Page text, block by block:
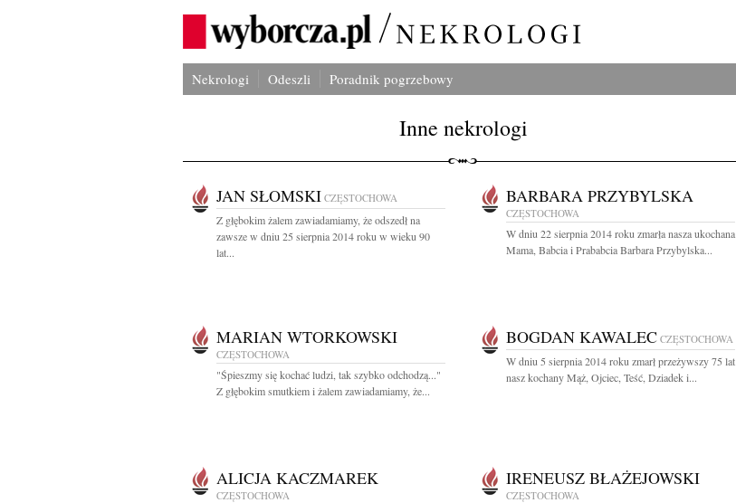
Nekrologi Odeszli Poradnik pogrzebowy
Inne nekrologi
JAN SŁOMSKI CZĘSTOCHOWA
Z głębokim żalem zawiadamiamy, że odszedł na
zawsze w dniu 25 sierpnia 2014 roku w wieku 90
lat...
BARBARA PRZYBYLSKA
CZĘSTOCHOWA
W dniu 22 sierpnia 2014 roku zmarła nasza ukochana
Mama, Babcia i Prababcia Barbara Przybylska...
MARIAN WTORKOWSKI
CZĘSTOCHOWA
"Śpieszmy się kochać ludzi, tak szybko odchodzą..."
Z głębokim smutkiem i żalem zawiadamiamy, że...
BOGDAN KAWALEC CZĘSTOCHOWA
W dniu 5 sierpnia 2014 roku zmarł przeżywszy 75 lat
nasz kochany Mąż, Ojciec, Teść, Dziadek i...
ALICJA KACZMAREK
CZĘSTOCHOWA
IRENEUSZ BŁAŻEJOWSKI
CZĘSTOCHOWA